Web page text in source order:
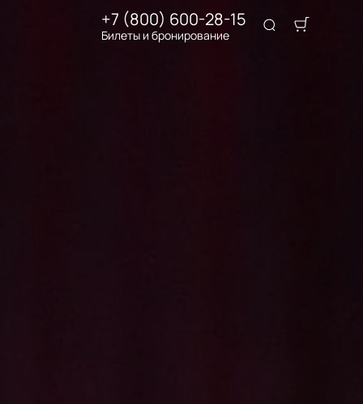
+7 (800) 600-28-15
Билеты и бронирование